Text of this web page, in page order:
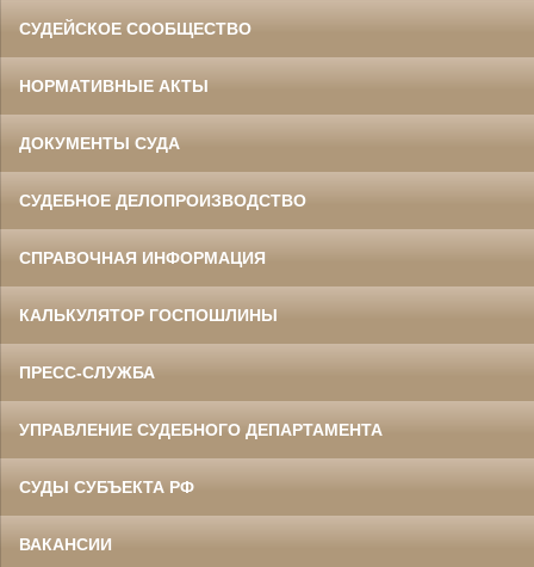
СУДЕЙСКОЕ СООБЩЕСТВО
НОРМАТИВНЫЕ АКТЫ
ДОКУМЕНТЫ СУДА
СУДЕБНОЕ ДЕЛОПРОИЗВОДСТВО
СПРАВОЧНАЯ ИНФОРМАЦИЯ
КАЛЬКУЛЯТОР ГОСПОШЛИНЫ
ПРЕСС-СЛУЖБА
УПРАВЛЕНИЕ СУДЕБНОГО ДЕПАРТАМЕНТА
СУДЫ СУБЪЕКТА РФ
ВАКАНСИИ